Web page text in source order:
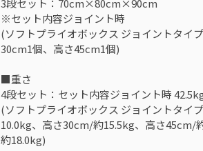
3段セット：70cm×80cm×90cm
※セット内容ジョイント時
(ソフトプライオボックス ジョイントタイ
30cm1個、高さ45cm1個)
■重さ
4段セット：セット内容ジョイント時
(ソフトプライオボックス ジョイントタイ
10.0kg、高さ30cm/約15.5kg、高さ45cm/
約18.0kg)